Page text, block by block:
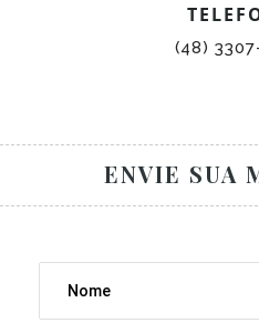
(48)
ENVIE SUA